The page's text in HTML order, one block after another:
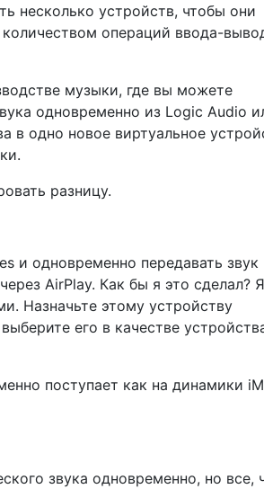
несколько устройств, чтобы они
операций ввода-
музыки, где вы можете
одновременно из Logic Audio
в одно новое виртуальное
разницу.
и одновременно передавать звук
AirPlay. Как бы я это сделал?
Назначьте этому устройству
его в качестве
поступает как на динамики
звука одновременно, но все,